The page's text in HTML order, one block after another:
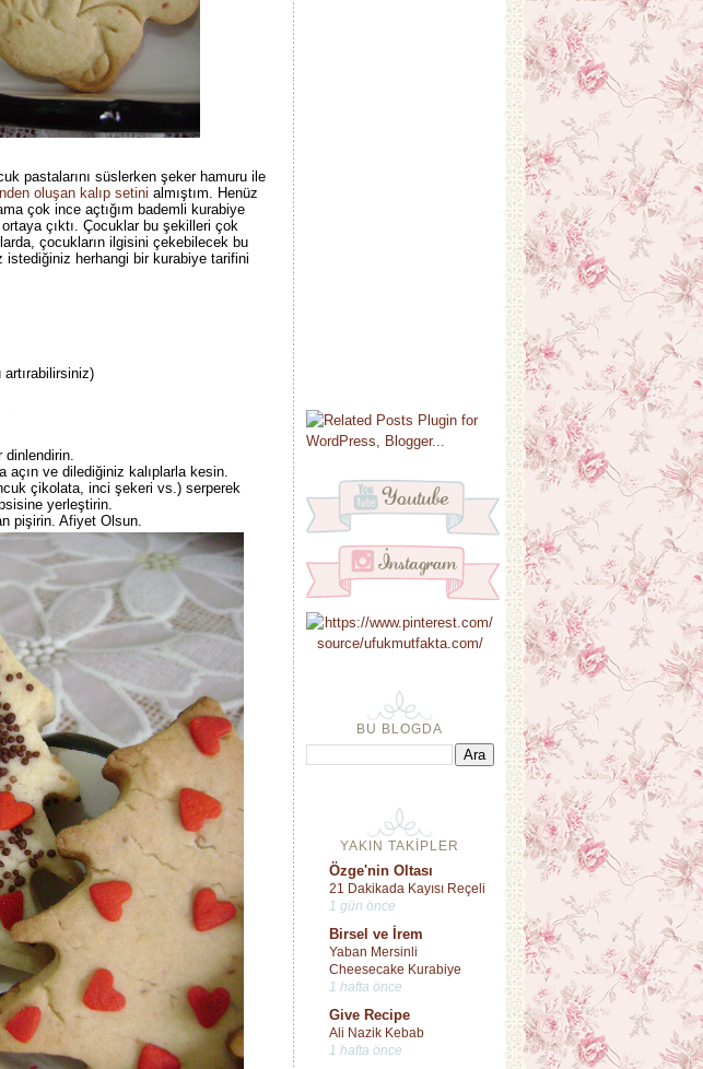
BU BLOGDA
YAKIN TAKİPLER
Özge'nin Oltası
21 Dakikada Kayısı Reçeli
1 gün önce
Birsel ve İrem
Yaban Mersinli
Cheesecake Kurabiye
1 hafta önce
Give Recipe
Ali Nazik Kebab
1 hafta önce
pastalarını süslerken şeker hamuru ile
oluşan kalıp setini almıştım. Henüz
çok ince açtığım bademli kurabiye
çıktı. Çocuklar bu şekilleri çok
çocukların ilgisini çekebilecek bu
herhangi bir kurabiye tarifini
dinlendirin.
açın ve dilediğiniz kalıplarla kesin.
çikolata, inci şekeri vs.) serperek
yerleştirin.
pişirin. Afiyet Olsun.